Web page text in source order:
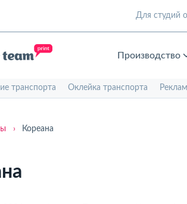
Для студий
Производство
транспорта Оклейка транспорта
› Кореана